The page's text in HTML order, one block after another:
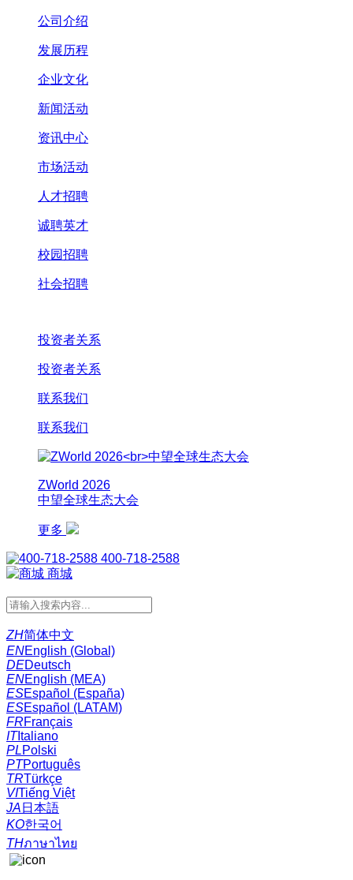
公司介绍
发展历程
企业文化
新闻活动
资讯中心
市场活动
人才招聘
诚聘英才
校园招聘
社会招聘
投资者关系
投资者关系
联系我们
联系我们
ZWorld 2026
中望全球生态大会
更多
400-718-2588
商城
ZH简体中文
ENEnglish (Global)
DEDeutsch
ENEnglish (MEA)
ESEspañol (España)
ESEspañol (LATAM)
FRFrançais
ITItaliano
PLPolski
PTPortuguês
TRTürkçe
VITiếng Việt
JA 日本語
KO한국어
THภาษาไทย